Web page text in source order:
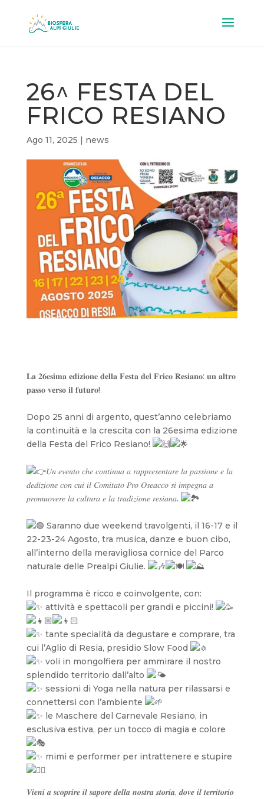
26^ FESTA DEL
FRICO RESIANO
Ago 11, 2025 | news
𝐋𝐚 𝟐𝟔𝐞𝐬𝐢𝐦𝐚 𝐞𝐝𝐢𝐳𝐢𝐨𝐧𝐞 𝐝𝐞𝐥𝐥𝐚 𝐅𝐞𝐬𝐭𝐚 𝐝𝐞𝐥 𝐅𝐫𝐢𝐜𝐨 𝐑𝐞𝐬𝐢𝐚𝐧𝐨: 𝐮𝐧 𝐚𝐥𝐭𝐫𝐨
𝐩𝐚𝐬𝐬𝐨 𝐯𝐞𝐫𝐬𝐨 𝐢𝐥 𝐟𝐮𝐭𝐮𝐫𝐨!
Dopo 25 anni di argento, quest’anno celebriamo
la continuità e la crescita con la 26esima edizione
della Festa del Frico Resiano!
𝑈𝑛 𝑒𝑣𝑒𝑛𝑡𝑜 𝑐ℎ𝑒 𝑐𝑜𝑛𝑡𝑖𝑛𝑢𝑎 𝑎 𝑟𝑎𝑝𝑝𝑟𝑒𝑠𝑒𝑛𝑡𝑎𝑟𝑒 𝑙𝑎 𝑝𝑎𝑠𝑠𝑖𝑜𝑛𝑒 𝑒 𝑙𝑎
𝑑𝑒𝑑𝑖𝑧𝑖𝑜𝑛𝑒 𝑐𝑜𝑛 𝑐𝑢𝑖 𝑖𝑙 𝐶𝑜𝑚𝑖𝑡𝑎𝑡𝑜 𝑃𝑟𝑜 𝑂𝑠𝑒𝑎𝑐𝑐𝑜 𝑠𝑖 𝑖𝑚𝑝𝑒𝑔𝑛𝑎 𝑎
𝑝𝑟𝑜𝑚𝑢𝑜𝑣𝑒𝑟𝑒 𝑙𝑎 𝑐𝑢𝑙𝑡𝑢𝑟𝑎 𝑒 𝑙𝑎 𝑡𝑟𝑎𝑑𝑖𝑧𝑖𝑜𝑛𝑒 𝑟𝑒𝑠𝑖𝑎𝑛𝑎.
Saranno due weekend travolgenti, il 16-17 e il
22-23-24 Agosto, tra musica, danze e buon cibo,
all’interno della meravigliosa cornice del Parco
naturale delle Prealpi Giulie.
Il programma è ricco e coinvolgente, con:
attività e spettacoli per grandi e piccini!
tante specialità da degustare e comprare, tra
cui l’Aglio di Resia, presidio Slow Food
voli in mongolfiera per ammirare il nostro
splendido territorio dall’alto
sessioni di Yoga nella natura per rilassarsi e
connettersi con l’ambiente
le Maschere del Carnevale Resiano, in
esclusiva estiva, per un tocco di magia e colore
mimi e performer per intrattenere e stupire
𝑽𝒊𝒆𝒏𝒊 𝒂 𝒔𝒄𝒐𝒑𝒓𝒊𝒓𝒆 𝒊𝒍 𝒔𝒂𝒑𝒐𝒓𝒆 𝒅𝒆𝒍𝒍𝒂 𝒏𝒐𝒔𝒕𝒓𝒂 𝒔𝒕𝒐𝒓𝒊𝒂, 𝒅𝒐𝒗𝒆 𝒊𝒍 𝒕𝒆𝒓𝒓𝒊𝒕𝒐𝒓𝒊𝒐